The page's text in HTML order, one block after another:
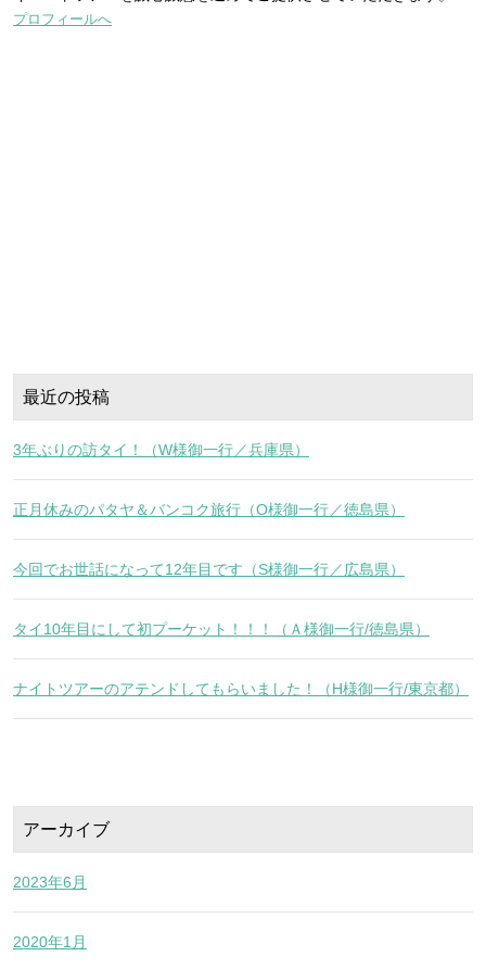
プロフィールへ
最近の投稿
3年ぶりの訪タイ！（W様御一行／兵庫県）
正月休みのパタヤ＆バンコク旅行（O様御一行／徳島県）
今回でお世話になって12年目です（S様御一行／広島県）
タイ10年目にして初プーケット！！！（Ａ様御一行/徳島県）
ナイトツアーのアテンドしてもらいました！（H様御一行/東京都）
アーカイブ
2023年6月
2020年1月